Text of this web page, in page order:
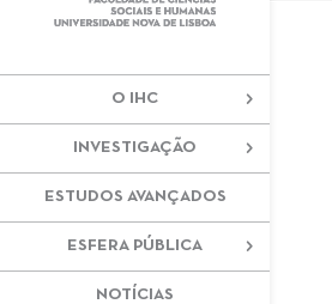
O IHC
INVESTIGAÇÃO
ESTUDOS AVANÇADOS
ESFERA PÚBLICA
NOTÍCIAS